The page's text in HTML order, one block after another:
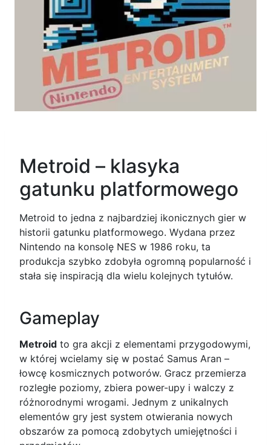
Metroid – klasyka
gatunku platformowego
Metroid to jedna z najbardziej ikonicznych gier w
historii gatunku platformowego. Wydana przez
Nintendo na konsolę NES w 1986 roku, ta
produkcja szybko zdobyła ogromną popularność i
stała się inspiracją dla wielu kolejnych tytułów.
Gameplay
Metroid to gra akcji z elementami przygodowymi,
w której wcielamy się w postać Samus Aran –
łowcę kosmicznych potworów. Gracz przemierza
rozległe poziomy, zbiera power-upy i walczy z
różnorodnymi wrogami. Jednym z unikalnych
elementów gry jest system otwierania nowych
obszarów za pomocą zdobytych umiejętności i